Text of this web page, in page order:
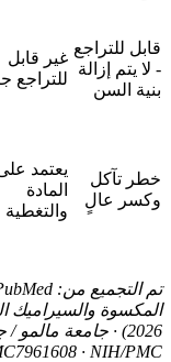
غير قابل
للتراجع
قابل للتراجع
- لا يتم إزالة
بنية السن
يعتمد
المادة
والتغطية
خطر تآكل
وكسر عالٍ
2026) · جامعة